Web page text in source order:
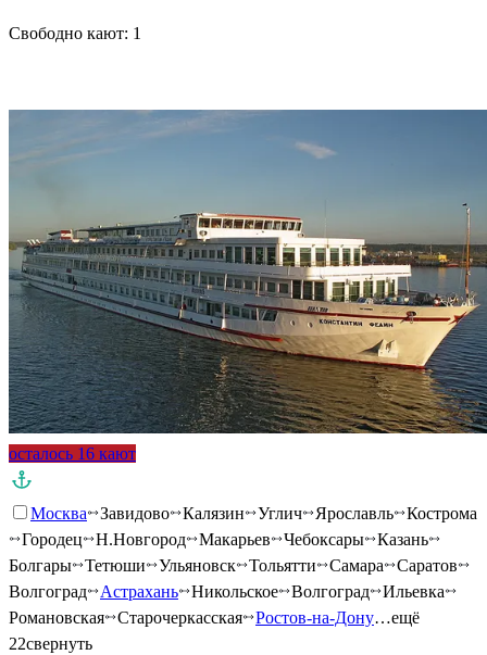
Свободно кают: 1
осталось 16 кают
Москва Завидово Калязин Углич Ярославль
Кострома
Городец
Н.Новгород Макарьев Чебоксары
Казань
Болгары
Тетюши Ульяновск Тольятти Самара
Саратов
Волгоград
Астрахань Никольское Волгоград
Ильевка
Романовская
Старочеркасская Ростов-на-Дону…ещё
22свернуть